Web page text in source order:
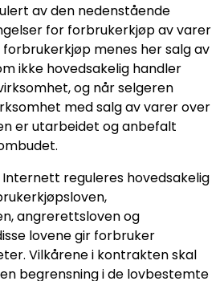
av den nedenstående
for forbrukerkjøp av varer
menes her salg av
ikke hovedsakelig handler
og når selgeren
med salg av varer over
er utarbeidet og anbefalt
reguleres hovedsakelig
angrerettsloven og
lovene gir forbruker
Vilkårene i kontrakten skal
begrensning i de lovbestemte